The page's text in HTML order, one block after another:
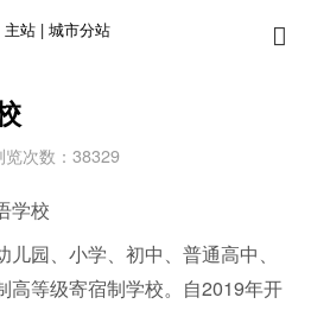
主站 | 城市分站
览次数：38329
学校
园、小学、初中、普通高中、
高等级寄宿制学校。自2019年开